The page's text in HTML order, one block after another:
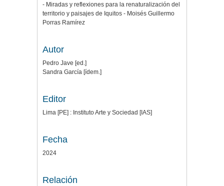
- Miradas y reflexiones para la renaturalización del
territorio y paisajes de Iquitos - Moisés Guillermo
Porras Ramírez
Autor
Pedro Jave [ed.]
Sandra García [ídem.]
Editor
Lima [PE] : Instituto Arte y Sociedad [IAS]
Fecha
2024
Relación